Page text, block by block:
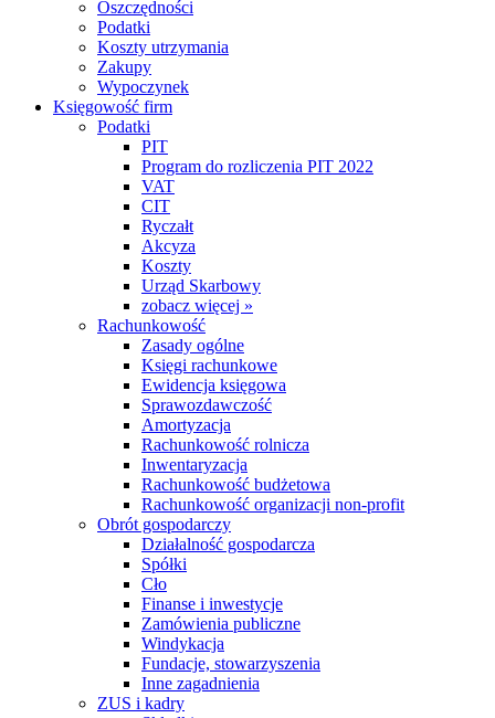
Oszczędności
Podatki
Koszty utrzymania
Zakupy
Wypoczynek
Księgowość firm
Podatki
PIT
Program do rozliczenia PIT 2022
VAT
CIT
Ryczałt
Akcyza
Koszty
Urząd Skarbowy
zobacz więcej »
Rachunkowość
Zasady ogólne
Księgi rachunkowe
Ewidencja księgowa
Sprawozdawczość
Amortyzacja
Rachunkowość rolnicza
Inwentaryzacja
Rachunkowość budżetowa
Rachunkowość organizacji non-profit
Obrót gospodarczy
Działalność gospodarcza
Spółki
Cło
Finanse i inwestycje
Zamówienia publiczne
Windykacja
Fundacje, stowarzyszenia
Inne zagadnienia
ZUS i kadry